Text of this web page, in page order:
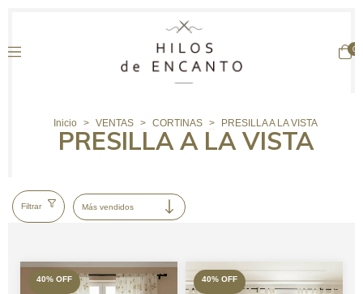
0
Inicio > VENTAS > CORTINAS > PRESILLA A LA VISTA
PRESILLA A LA VISTA
Filtrar
40% OFF 40% OFF